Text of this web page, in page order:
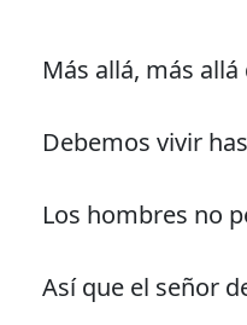
Más allá, más
Debemos vivir
Los hombres no
Así que el señor